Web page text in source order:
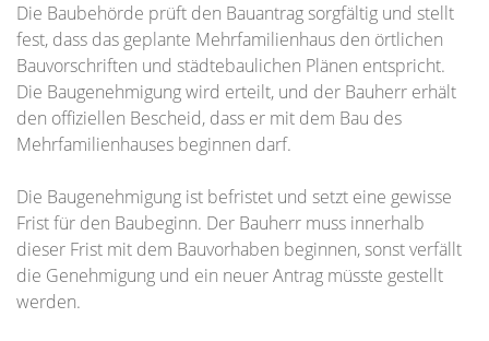
Die Baubehörde prüft den Bauantrag sorgfältig und stellt
fest, dass das geplante Mehrfamilienhaus den örtlichen
Bauvorschriften und städtebaulichen Plänen entspricht.
Die Baugenehmigung wird erteilt, und der Bauherr erhält
den offiziellen Bescheid, dass er mit dem Bau des
Mehrfamilienhauses beginnen darf.
Die Baugenehmigung ist befristet und setzt eine gewisse
Frist für den Baubeginn. Der Bauherr muss innerhalb
dieser Frist mit dem Bauvorhaben beginnen, sonst verfällt
die Genehmigung und ein neuer Antrag müsste gestellt
werden.